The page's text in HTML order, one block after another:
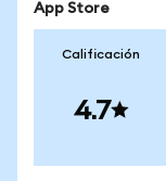
App Store
Calificación
4.7